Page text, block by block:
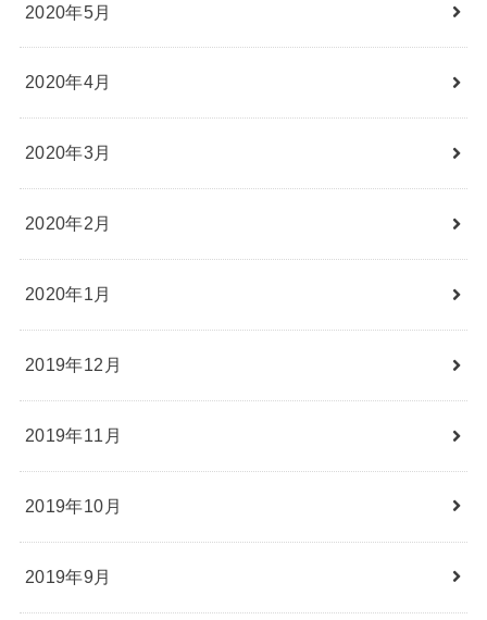
2020年5月
2020年4月
2020年3月
2020年2月
2020年1月
2019年12月
2019年11月
2019年10月
2019年9月